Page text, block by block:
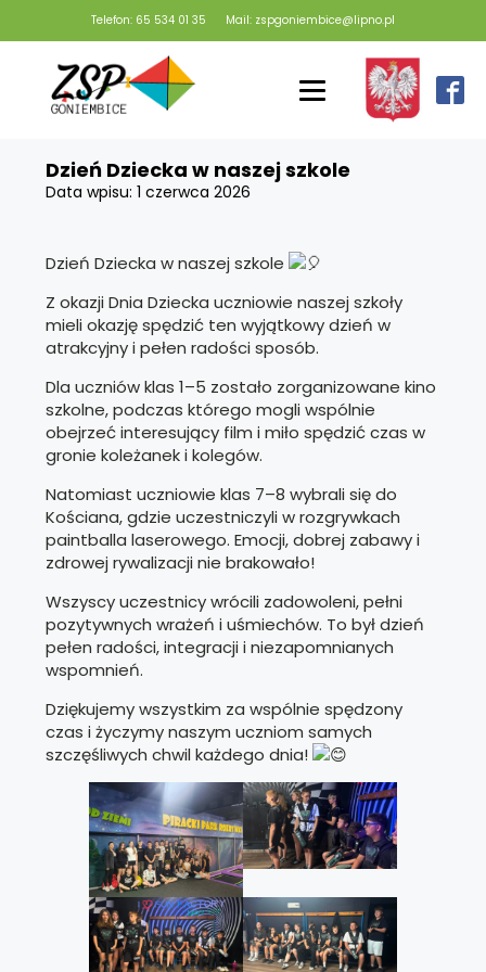
Telefon: 65 534 01 35 Mail: zspgoniembice@lipno.pl
Dzień Dziecka w naszej szkole
Data wpisu:1 czerwca 2026
Dzień Dziecka w naszej szkole
Z okazji Dnia Dziecka uczniowie naszej szkoły
mieli okazję spędzić ten wyjątkowy dzień w
atrakcyjny i pełen radości sposób.
Dla uczniów klas 1–5 zostało zorganizowane kino
szkolne, podczas którego mogli wspólnie
obejrzeć interesujący film i miło spędzić czas w
gronie koleżanek i kolegów.
Natomiast uczniowie klas 7–8 wybrali się do
Kościana, gdzie uczestniczyli w rozgrywkach
paintballa laserowego. Emocji, dobrej zabawy i
zdrowej rywalizacji nie brakowało!
Wszyscy uczestnicy wrócili zadowoleni, pełni
pozytywnych wrażeń i uśmiechów. To był dzień
pełen radości, integracji i niezapomnianych
wspomnień.
Dziękujemy wszystkim za wspólnie spędzony
czas i życzymy naszym uczniom samych
szczęśliwych chwil każdego dnia!